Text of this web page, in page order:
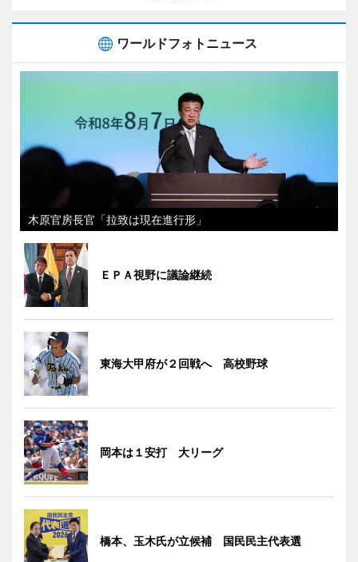
ワールドフォトニュース
木原官房長官「拉致は現在進行形」
ＥＰＡ視野に議論継続
東海大甲府が２回戦へ 高校野球
岡本は１安打 大リーグ
橋本、玉木氏が立候補 国民民主代表選